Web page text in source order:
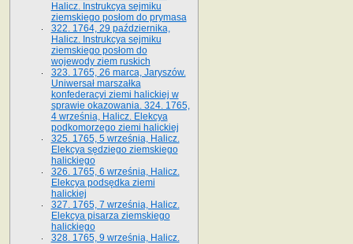
Halicz. Instrukcya sejmiku
ziemskiego posłom do prymasa
322. 1764, 29 października,
Halicz. Instrukcya sejmiku
ziemskiego posłom do
wojewody ziem ruskich
323. 1765, 26 marca, Jaryszów.
Uniwersał marszałka
konfederacyi ziemi halickiej w
sprawie okazowania. 324. 1765,
4 września, Halicz. Elekcya
podkomorzego ziemi halickiej
325. 1765, 5 września, Halicz.
Elekcya sędziego ziemskiego
halickiego
326. 1765, 6 września, Halicz.
Elekcya podsędka ziemi
halickiej
327. 1765, 7 września, Halicz.
Elekcya pisarza ziemskiego
halickiego
328. 1765, 9 września, Halicz.